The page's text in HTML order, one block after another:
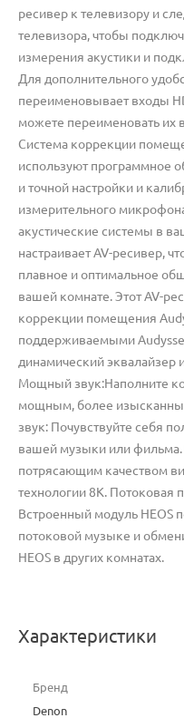
ресивер к телевизору и
телевизора, чтобы
измерения акустики и
Для дополнительного
переименовывает входы
можете переименовать их
Система коррекции
используют программное
и точной настройки и
измерительного
акустические системы в
настраивает AV-ресивер,
плавное и оптимальное
вашей комнате. Этот AV-
коррекции помещения
поддерживаемыми
динамический эквалайзер
Мощный звук:Наполните
мощным, более
звук: Почувствуйте себя
вашей музыки или
потрясающим качеством
технологии 8K. Потоковая
Встроенный модуль HEOS
потоковой музыке и
HEOS в других комнатах.
Характеристики
Бренд
Denon